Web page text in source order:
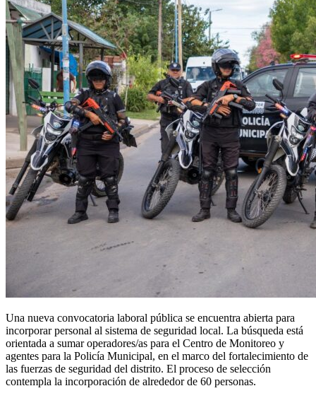
Una nueva convocatoria laboral pública se encuentra abierta para
incorporar personal al sistema de seguridad local. La búsqueda está
orientada a sumar operadores/as para el Centro de Monitoreo y
agentes para la Policía Municipal, en el marco del fortalecimiento de
las fuerzas de seguridad del distrito. El proceso de selección
contempla la incorporación de alrededor de 60 personas.